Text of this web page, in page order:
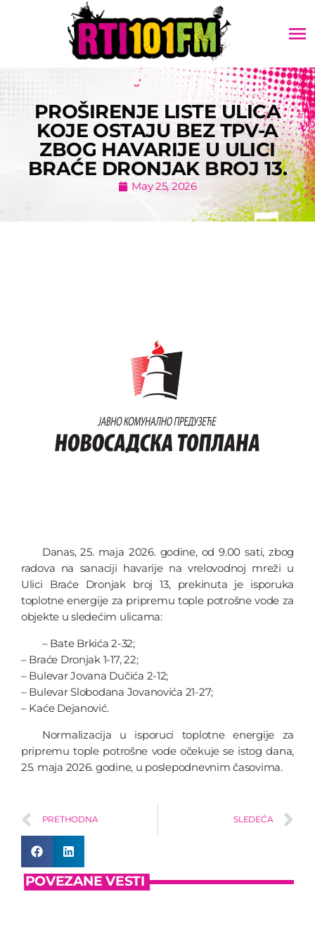
menu
PROŠIRENJE LISTE ULICA
KOJE OSTAJU BEZ TPV-A
ZBOG HAVARIJE U ULICI
BRAĆE DRONJAK BROJ 13.
May 25, 2026
Danas, 25. maja 2026. godine, od 9.00 sati, zbog
radova na sanaciji havarije na vrelovodnoj mreži u
Ulici Braće Dronjak broj 13, prekinuta je isporuka
toplotne energije za pripremu tople potrošne vode za
objekte u sledećim ulicama:
– Bate Brkića 2-32;
– Braće Dronjak 1-17, 22;
– Bulevar Jovana Dučića 2-12;
– Bulevar Slobodana Jovanovića 21-27;
– Kaće Dejanović.
Normalizacija u isporuci toplotne energije za
pripremu tople potrošne vode očekuje se istog dana,
25. maja 2026. godine, u poslepodnevnim časovima.
PRETHODNA SLEDEĆA
POVEZANE VESTI